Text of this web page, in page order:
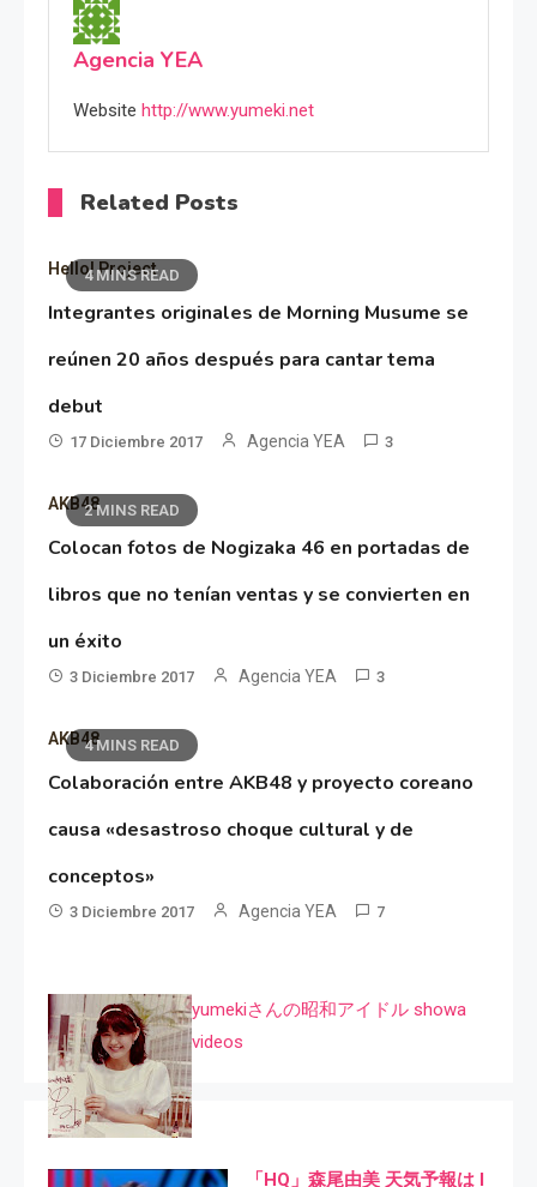
Agencia YEA
Website http://www.yumeki.net
Related Posts
4 MINS READ
Hello! Project
Integrantes originales de Morning Musume se
reúnen 20 años después para cantar tema
debut
17 Diciembre 2017 Agencia YEA 3
2 MINS READ
AKB48
Colocan fotos de Nogizaka 46 en portadas de
libros que no tenían ventas y se convierten en
un éxito
3 Diciembre 2017 Agencia YEA 3
4 MINS READ
AKB48
Colaboración entre AKB48 y proyecto coreano
causa «desastroso choque cultural y de
conceptos»
3 Diciembre 2017 Agencia YEA 7
yumekiさんの昭和アイドル showa
videos
「HQ」森尾由美 天気予報は I